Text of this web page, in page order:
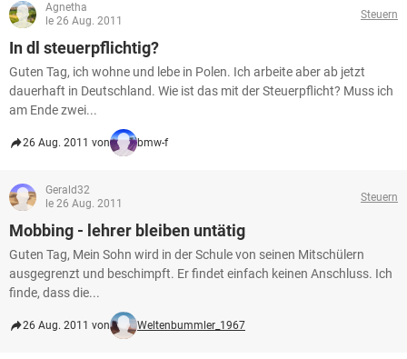
Agnetha
le 26 Aug. 2011
Steuern
In dl steuerpflichtig?
Guten Tag, ich wohne und lebe in Polen. Ich arbeite aber ab jetzt
dauerhaft in Deutschland. Wie ist das mit der Steuerpflicht? Muss ich
am Ende zwei...
26 Aug. 2011 von bmw-f
Gerald32
le 26 Aug. 2011
Steuern
Mobbing - lehrer bleiben untätig
Guten Tag, Mein Sohn wird in der Schule von seinen Mitschülern
ausgegrenzt und beschimpft. Er findet einfach keinen Anschluss. Ich
finde, dass die...
26 Aug. 2011 von Weltenbummler_1967